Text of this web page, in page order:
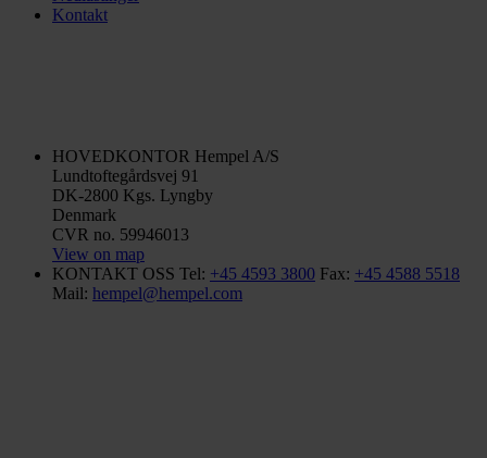
Kontakt
HOVEDKONTOR Hempel A/S
Lundtoftegårdsvej 91
DK-2800 Kgs. Lyngby
Denmark
CVR no. 59946013
View on map
KONTAKT OSS Tel: +45 4593 3800 Fax: +45 4588 5518
Mail: hempel@hempel.com